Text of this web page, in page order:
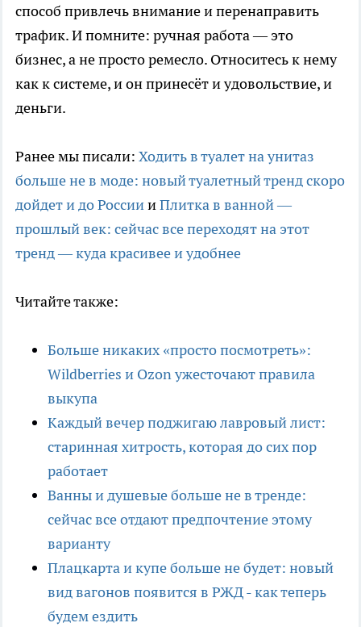
способ привлечь внимание и перенаправить
трафик. И помните: ручная работа — это
бизнес, а не просто ремесло. Относитесь к нему
как к системе, и он принесёт и удовольствие, и
деньги.
Ранее мы писали: Ходить в туалет на унитаз
больше не в моде: новый туалетный тренд скоро
дойдет и до РоссиииПлитка в ванной —
прошлый век: сейчас все переходят на этот
тренд — куда красивее и удобнее
Читайте также:
Больше никаких «просто посмотреть»:
Wildberries и Ozon ужесточают правила
выкупа
Каждый вечер поджигаю лавровый лист:
старинная хитрость, которая до сих пор
работает
Ванны и душевые больше не в тренде:
сейчас все отдают предпочтение этому
варианту
Плацкарта и купе больше не будет: новый
вид вагонов появится в РЖД - как теперь
будем ездить